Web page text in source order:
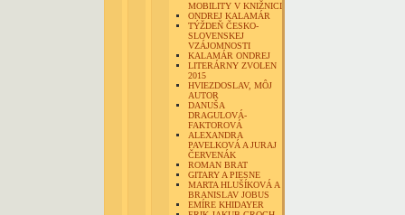
MOBILITY V KNIŽNICI
ONDREJ KALAMÁR
TÝŽDEŇ ČESKO-
SLOVENSKEJ
VZÁJOMNOSTI
KALAMÁR ONDREJ
LITERÁRNY ZVOLEN
2015
HVIEZDOSLAV, MÔJ
AUTOR
DANUŠA
DRAGULOVÁ-
FAKTOROVÁ
ALEXANDRA
PAVELKOVÁ A JURAJ
ČERVENÁK
ROMAN BRAT
GITARY A PIESNE
MARTA HLUŠÍKOVÁ A
BRANISLAV JOBUS
EMÍRE KHIDAYER